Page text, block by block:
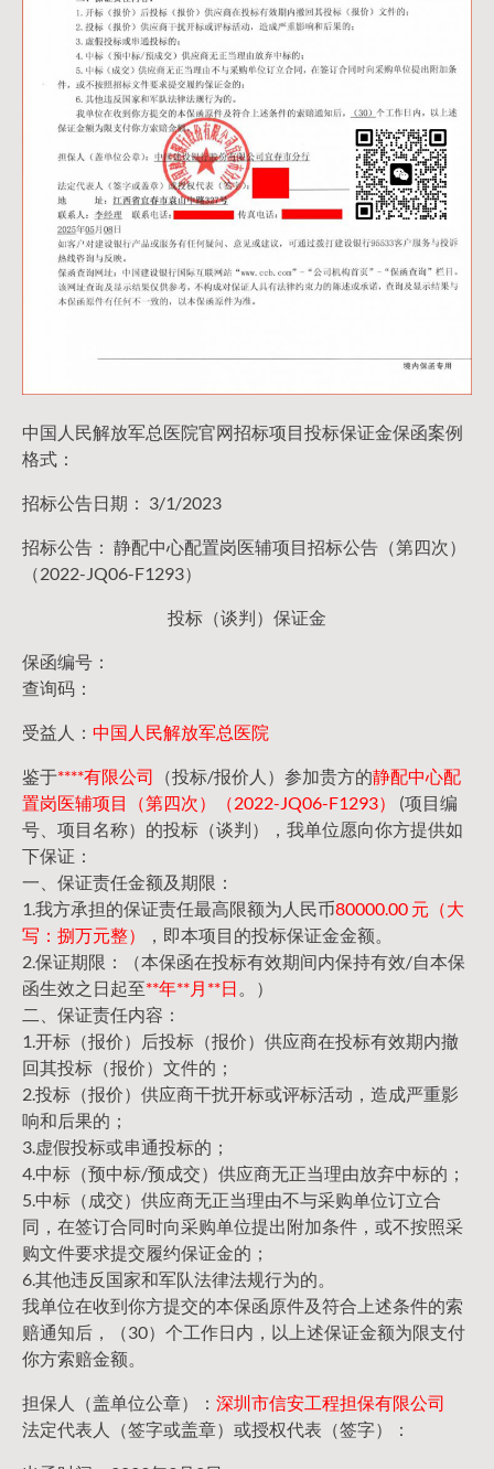
中国人民解放军总医院官网招标项目投标保证金保函案例
格式：
招标公告日期： 3/1/2023
招标公告： 静配中心配置岗医辅项目招标公告（第四次）
（2022-JQ06-F1293）
投标（谈判）保证金
保函编号：
查询码：
受益人： 中国人民解放军总医院
鉴于****有限公司 （投标/报价人）参加贵方的静配中心配
置岗医辅项目（第四次）（2022-JQ06-F1293）
(项目编
号、项目名称）的投标（谈判），我单位愿向你方提供如
下保证：
一、保证责任金额及期限：
1.我方承担的保证责任最高限额为人民币80000.00 元（大
写：捌万元整）
，即本项目的投标保证金金额。
2.保证期限：（本保函在投标有效期间内保持有效/自本保
函生效之日起至**年**月**日 。）
二、保证责任内容：
1.开标（报价）后投标（报价）供应商在投标有效期内撤
回其投标（报价）文件的；
2.投标（报价）供应商干扰开标或评标活动，造成严重影
响和后果的；
3.虚假投标或串通投标的；
4.中标（预中标/预成交）供应商无正当理由放弃中标的；
5.中标（成交）供应商无正当理由不与采购单位订立合
同，在签订合同时向采购单位提出附加条件，或不按照采
购文件要求提交履约保证金的；
6.其他违反国家和军队法律法规行为的。
我单位在收到你方提交的本保函原件及符合上述条件的索
赔通知后，（30）个工作日内，以上述保证金额为限支付
你方索赔金额。
担保人（盖单位公章）： 深圳市信安工程担保有限公司
法定代表人（签字或盖章）或授权代表（签字）：